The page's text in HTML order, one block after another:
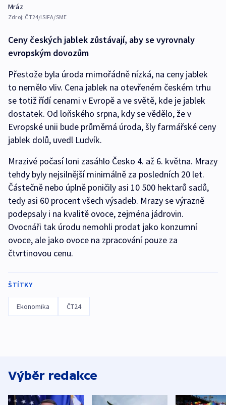
Mráz
Zdroj: ČT24/ISIFA/SME
Ceny českých jablek zůstávají, aby se vyrovnaly
evropským dovozům
Přestože byla úroda mimořádně nízká, na ceny jablek
to nemělo vliv. Cena jablek na otevřeném českém trhu
se totiž řídí cenami v Evropě a ve světě, kde je jablek
dostatek. Od loňského srpna, kdy se vědělo, že v
Evropské unii bude průměrná úroda, šly farmářské ceny
jablek dolů, uvedl Ludvík.
Mrazivé počasí loni zasáhlo Česko 4. až 6. května. Mrazy
tehdy byly nejsilnější minimálně za posledních 20 let.
Částečně nebo úplně poničily asi 10 500 hektarů sadů,
tedy asi 60 procent všech výsadeb. Mrazy se výrazně
podepsaly i na kvalitě ovoce, zejména jádrovin.
Ovocnáři tak úrodu nemohli prodat jako konzumní
ovoce, ale jako ovoce na zpracování pouze za
čtvrtinovou cenu.
ŠTÍTKY
Ekonomika ČT24
Výběr redakce